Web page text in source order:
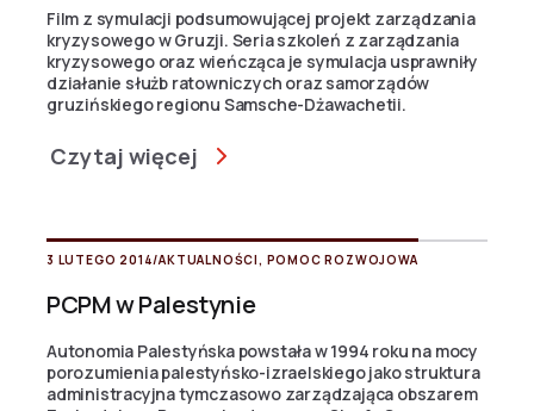
Film z symulacji podsumowującej projekt zarządzania
kryzysowego w Gruzji. Seria szkoleń z zarządzania
kryzysowego oraz wieńcząca je symulacja usprawniły
działanie służb ratowniczych oraz samorządów
gruzińskiego regionu Samsche-Dżawachetii.
Czytaj więcej
3 LUTEGO 2014/AKTUALNOŚCI , POMOC ROZWOJOWA
PCPM w Palestynie
Autonomia Palestyńska powstała w 1994 roku na mocy
porozumienia palestyńsko-izraelskiego jako struktura
administracyjna tymczasowo zarządzająca obszarem